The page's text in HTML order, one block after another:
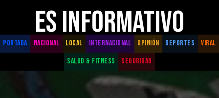
ES INFORMATIVO
PORTADA NACIONAL LOCAL INTERNACIONAL OPINIÓN DEPORTES
VIRAL
SALUD & FITNESS
SEGURIDAD